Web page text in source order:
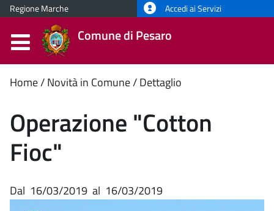
Regione Marche Accedi ai Servizi
Comune di Pesaro
Contenuto
principale
Home Novità in Comune Dettaglio
Operazione "Cotton
Fioc"
Dal 16/03/2019 al 16/03/2019